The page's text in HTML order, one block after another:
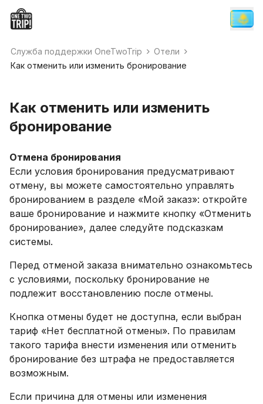
Служба поддержки OneTwoTrip
Отели
Как отменить или изменить бронирование
Как отменить или изменить
бронирование
Отмена бронирования
Если условия бронирования предусматривают
отмену, вы можете самостоятельно управлять
бронированием в разделе «Мой заказ»: откройте
ваше бронирование и нажмите кнопку «Отменить
бронирование», далее следуйте подсказкам
системы.
Перед отменой заказа внимательно ознакомьтесь
с условиями, поскольку бронирование не
подлежит восстановлению после отмены.
Кнопка отмены будет не доступна, если выбран
тариф «Нет бесплатной отмены». По правилам
такого тарифа внести изменения или отменить
бронирование без штрафа не предоставляется
возможным.
Если причина для отмены или изменения